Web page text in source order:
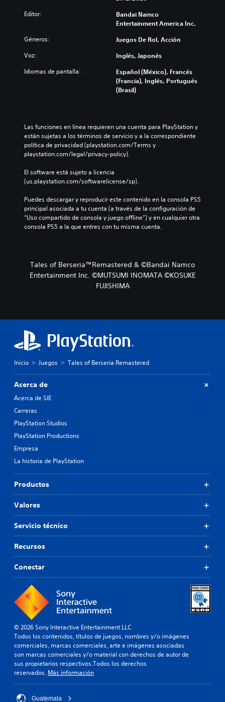
Editor:
Bandai Namco
Entertainment America Inc.
Géneros: Juegos De Rol, Acción
Voz: Inglés, Japonés
Idiomas de pantalla:
Español (México), Francés
(Francia), Inglés, Portugués
(Brasil)
Las funciones en línea requieren una cuenta para PlayStation y
están sujetas a los términos de servicio y a la correspondiente
política de privacidad (playstation.com/Terms y
playstation.com/legal/privacy-policy).
El software está sujeto a licencia
(us.playstation.com/softwarelicense/sp).
Puedes descargar y reproducir este contenido en la consola PS5
principal asociada a tu cuenta (a través de la configuración de
“Uso compartido de consola y juego offline”) y en cualquier otra
consola PS5 a la que entres con tu misma cuenta.
Tales of Berseria™Remastered & ©Bandai Namco
Entertainment Inc. ©MUTSUMI INOMATA ©KOSUKE
FUJISHIMA
Inicio Juegos Tales of Berseria Remastered
Acerca de
Acerca de SIE
Carreras
PlayStation Studios
PlayStation Productions
Empresa
La historia de PlayStation
Productos
Valores
Servicio técnico
Recursos
Conectar
© 2026 Sony Interactive Entertainment LLC
Todos los contenidos, títulos de juegos, nombres y/o imágenes
comerciales, marcas comerciales, arte e imágenes asociadas
son marcas comerciales y/o material con derechos de autor de
sus propietarios respectivos.Todos los derechos
reservados. Más información
Guatemala